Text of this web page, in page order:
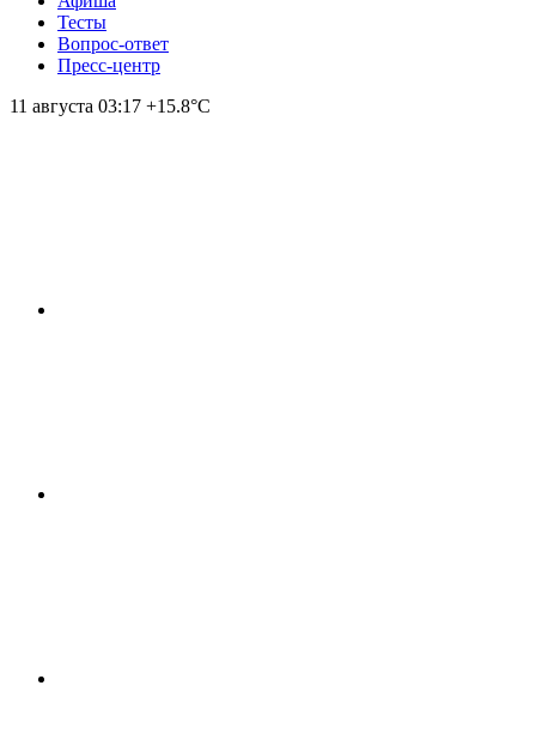
Тесты
Вопрос-ответ
Пресс-центр
11 августа 03:17 +15.8°С